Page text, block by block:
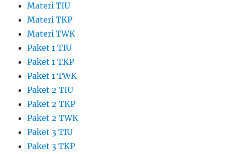
Materi TIU
Materi TKP
Materi TWK
Paket 1 TIU
Paket 1 TKP
Paket 1 TWK
Paket 2 TIU
Paket 2 TKP
Paket 2 TWK
Paket 3 TIU
Paket 3 TKP